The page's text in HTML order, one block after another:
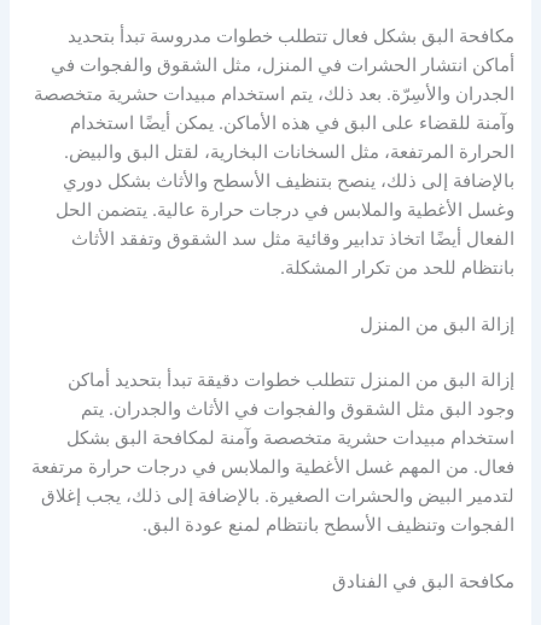
مكافحة البق بشكل فعال تتطلب خطوات مدروسة تبدأ بتحديد
أماكن انتشار الحشرات في المنزل، مثل الشقوق والفجوات في
الجدران والأسِرّة. بعد ذلك، يتم استخدام مبيدات حشرية متخصصة
وآمنة للقضاء على البق في هذه الأماكن. يمكن أيضًا استخدام
الحرارة المرتفعة، مثل السخانات البخارية، لقتل البق والبيض.
بالإضافة إلى ذلك، ينصح بتنظيف الأسطح والأثاث بشكل دوري
وغسل الأغطية والملابس في درجات حرارة عالية. يتضمن الحل
الفعال أيضًا اتخاذ تدابير وقائية مثل سد الشقوق وتفقد الأثاث
بانتظام للحد من تكرار المشكلة.
إزالة البق من المنزل
إزالة البق من المنزل تتطلب خطوات دقيقة تبدأ بتحديد أماكن
وجود البق مثل الشقوق والفجوات في الأثاث والجدران. يتم
استخدام مبيدات حشرية متخصصة وآمنة لمكافحة البق بشكل
فعال. من المهم غسل الأغطية والملابس في درجات حرارة مرتفعة
لتدمير البيض والحشرات الصغيرة. بالإضافة إلى ذلك، يجب إغلاق
الفجوات وتنظيف الأسطح بانتظام لمنع عودة البق.
مكافحة البق في الفنادق